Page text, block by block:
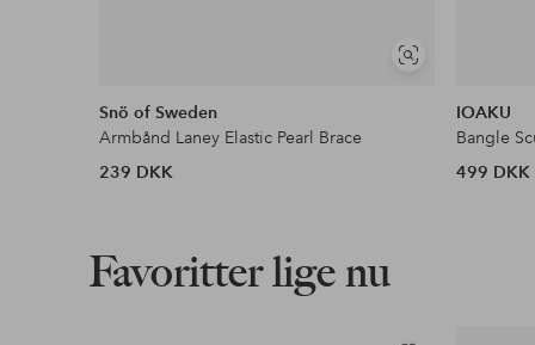
Se
Snö of Sweden
Armbånd Laney Elastic Pearl Brace
239 DKK
IOAKU
Bangle
499 DKK
Favoritter lige nu